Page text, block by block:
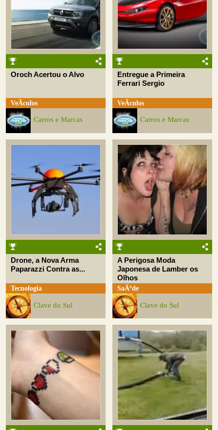
Oroch Acertou o Alvo
VeÃ­culos
Carros e Marcas
Entregue a Primeira
Ferrari Sergio
VeÃ­culos
Carros e Marcas
Drone, a Nova Arma
Paparazzi Contra as...
Tecnologia
Clave do Sul
A Perigosa Moda
Japonesa de Lamber os
Olhos
SaÃºde
Clave do Sul